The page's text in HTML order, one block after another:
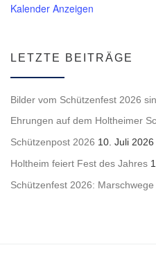
Kalender Anzeigen
LETZTE BEITRÄGE
Bilder vom Schützenfest 2026
Ehrungen auf dem Holtheimer
Schützenpost 2026 10. Juli 2026
Holtheim feiert Fest des Jahres
Schützenfest 2026: Marschwege